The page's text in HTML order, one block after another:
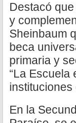
Destacó
y
Sheinbaum
beca
primaria y
“La Escuela
En la